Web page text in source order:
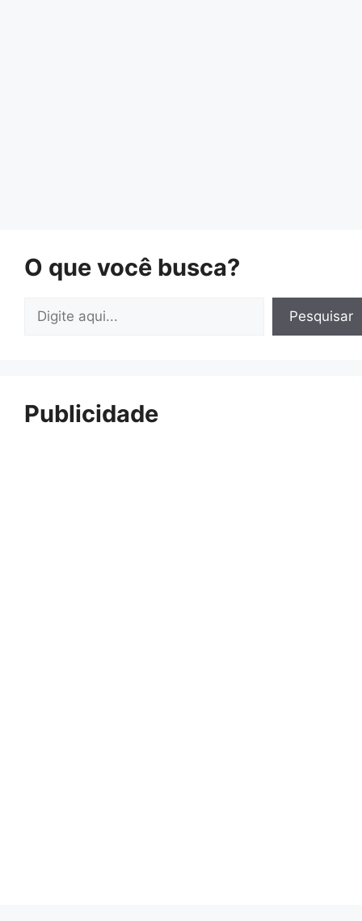
O que você busca?
Pesquisar
Pesquisar
Publicidade